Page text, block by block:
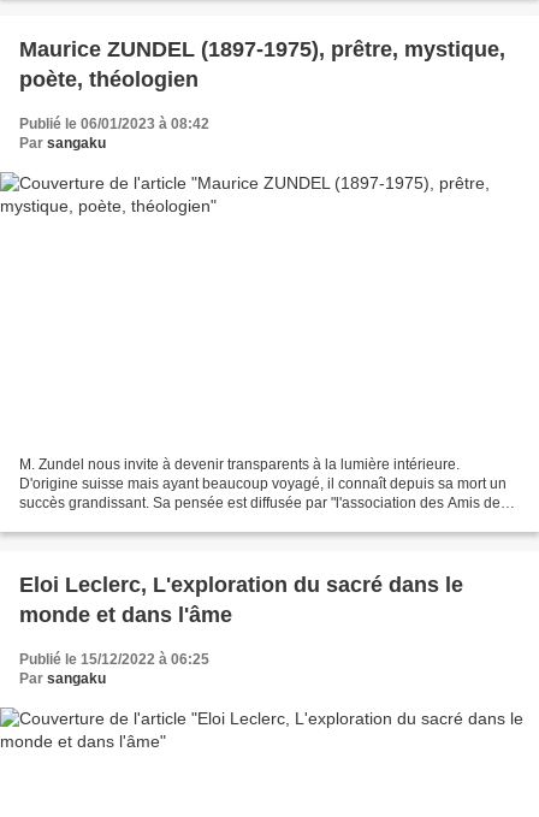
Maurice ZUNDEL (1897-1975), prêtre, mystique,
poète, théologien
Publié le 06/01/2023 à 08:42
Par sangaku
M. Zundel nous invite à devenir transparents à la lumière intérieure.
D'origine suisse mais ayant beaucoup voyagé, il connaît depuis sa mort un
succès grandissant. Sa pensée est diffusée par "l'association des Amis de
Eloi Leclerc, L'exploration du sacré dans le
monde et dans l'âme
Publié le 15/12/2022 à 06:25
Par sangaku